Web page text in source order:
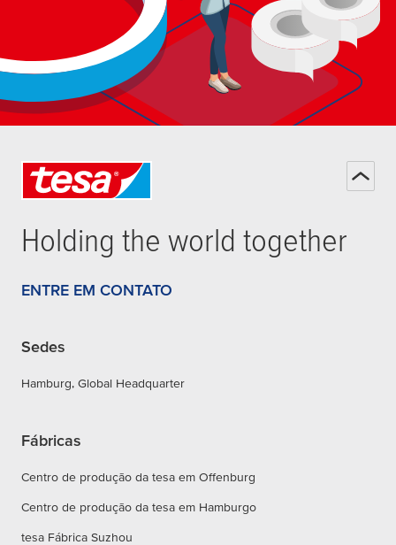
Holding the world together
ENTRE EM CONTATO
Sedes
Hamburg, Global Headquarter
Fábricas
Centro de produção da tesa em Offenburg
Centro de produção da tesa em Hamburgo
tesa Fábrica Suzhou